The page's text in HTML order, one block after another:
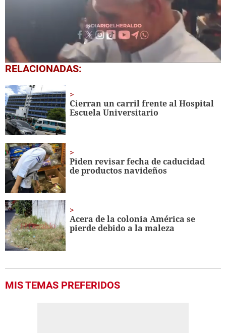
0
seconds
50
seconds
RELACIONADAS:
Cierran un carril frente al Hospital
Escuela Universitario
Piden revisar fecha de caducidad
de productos navideños
Acera de la colonia América se
pierde debido a la maleza
MIS TEMAS PREFERIDOS